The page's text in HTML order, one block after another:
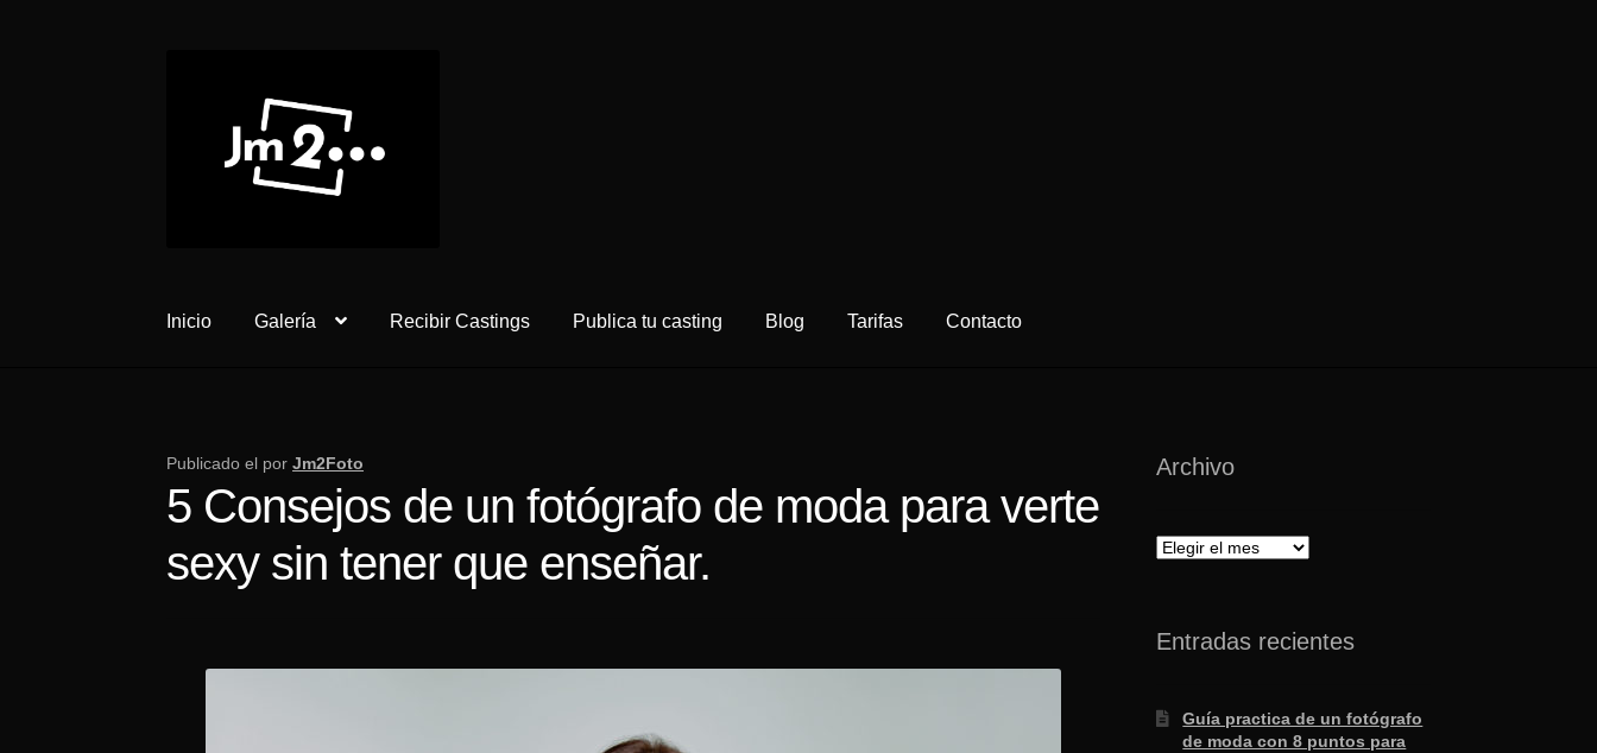
navegación
contenido
Inicio Galería Recibir Castings Publica tu casting Blog Tarifas Contacto
Publicado el porJm2Foto
5 Consejos de un fotógrafo de moda para verte
sexy sin tener que enseñar.
Archivo
Archivo
Entradas recientes
Guía practica de un fotógrafo
de moda con 8 puntos para